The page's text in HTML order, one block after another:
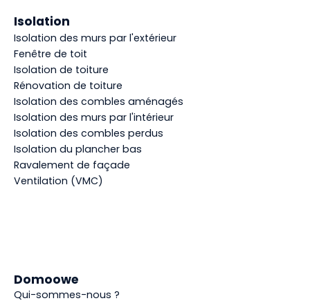
Domoowe
Qui-sommes-nous ?
Isolation
Isolation des murs par l'extérieur
Fenêtre de toit
Isolation de toiture
Rénovation de toiture
Isolation des combles aménagés
Isolation des murs par l'intérieur
Isolation des combles perdus
Isolation du plancher bas
Ravalement de façade
Ventilation (VMC)